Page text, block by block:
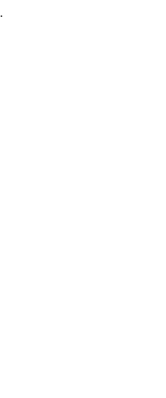
.